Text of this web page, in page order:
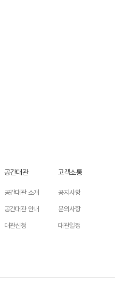
공간대관
공간대관 소개
공간대관 안내
대관신청
고객소통
공지사항
문의사항
대관일정